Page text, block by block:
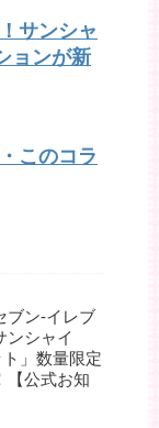
サンシャ
ョンが新
このコラ
ブン‐イレブ
ンシャイ
」数量限定
【公式お知